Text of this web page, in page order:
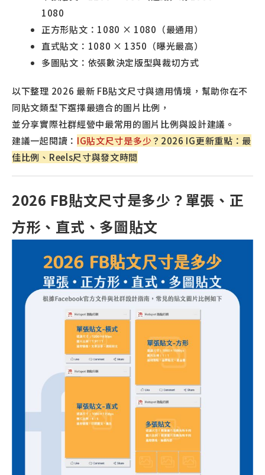
1080
正方形貼文：1080 × 1080（最通用）
直式貼文：1080 × 1350（曝光最高）
多圖貼文：依張數決定版型與裁切方式
以下整理 2026 最新 FB貼文尺寸與適用情境，幫助你在不
同貼文類型下選擇最適合的圖片比例，
並分享實際社群經營中最常用的圖片比例與設計建議。
建議一起閱讀： IG貼文尺寸是多少？2026 IG更新重點：最
佳比例、Reels尺寸與發文時間
2026 FB貼文尺寸是多少？單張、正
方形、直式、多圖貼文